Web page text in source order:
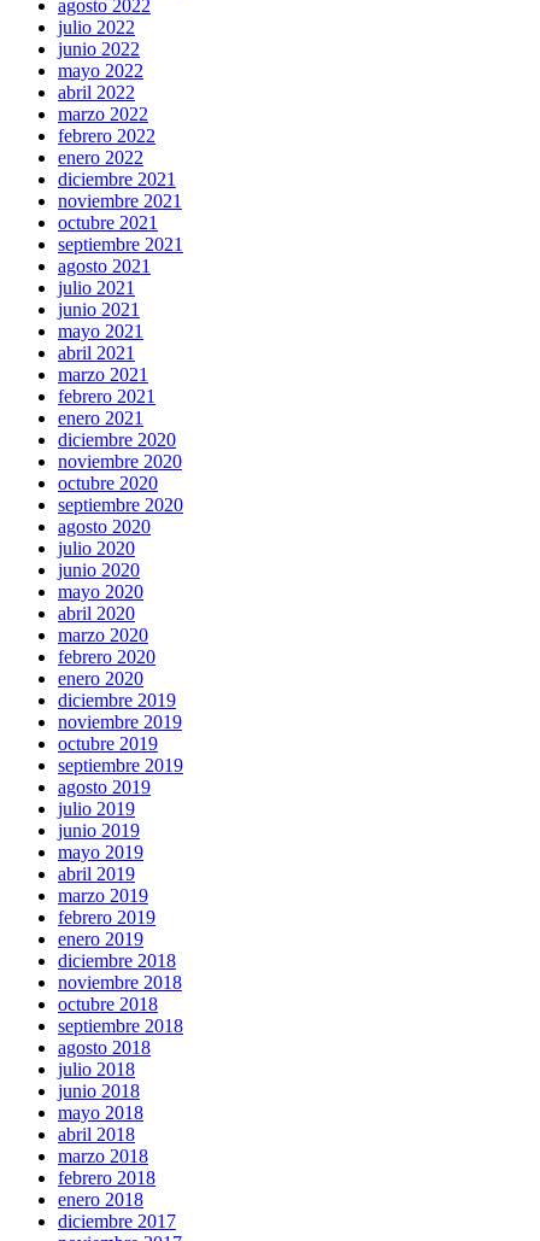
agosto 2022
julio 2022
junio 2022
mayo 2022
abril 2022
marzo 2022
febrero 2022
enero 2022
diciembre 2021
noviembre 2021
octubre 2021
septiembre 2021
agosto 2021
julio 2021
junio 2021
mayo 2021
abril 2021
marzo 2021
febrero 2021
enero 2021
diciembre 2020
noviembre 2020
octubre 2020
septiembre 2020
agosto 2020
julio 2020
junio 2020
mayo 2020
abril 2020
marzo 2020
febrero 2020
enero 2020
diciembre 2019
noviembre 2019
octubre 2019
septiembre 2019
agosto 2019
julio 2019
junio 2019
mayo 2019
abril 2019
marzo 2019
febrero 2019
enero 2019
diciembre 2018
noviembre 2018
octubre 2018
septiembre 2018
agosto 2018
julio 2018
junio 2018
mayo 2018
abril 2018
marzo 2018
febrero 2018
enero 2018
diciembre 2017